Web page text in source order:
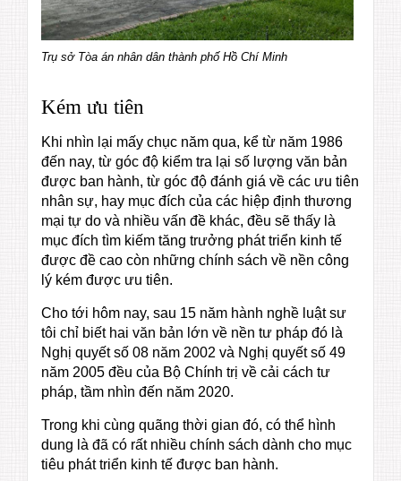
Trụ sở Tòa án nhân dân thành phố Hồ Chí Minh
Kém ưu tiên
Khi nhìn lại mấy chục năm qua, kể từ năm 1986
đến nay, từ góc độ kiểm tra lại số lượng văn bản
được ban hành, từ góc độ đánh giá về các ưu tiên
nhân sự, hay mục đích của các hiệp định thương
mại tự do và nhiều vấn đề khác, đều sẽ thấy là
mục đích tìm kiếm tăng trưởng phát triển kinh tế
được đề cao còn những chính sách về nền công
lý kém được ưu tiên.
Cho tới hôm nay, sau 15 năm hành nghề luật sư
tôi chỉ biết hai văn bản lớn về nền tư pháp đó là
Nghị quyết số 08 năm 2002 và Nghị quyết số 49
năm 2005 đều của Bộ Chính trị về cải cách tư
pháp, tầm nhìn đến năm 2020.
Trong khi cùng quãng thời gian đó, có thể hình
dung là đã có rất nhiều chính sách dành cho mục
tiêu phát triển kinh tế được ban hành.